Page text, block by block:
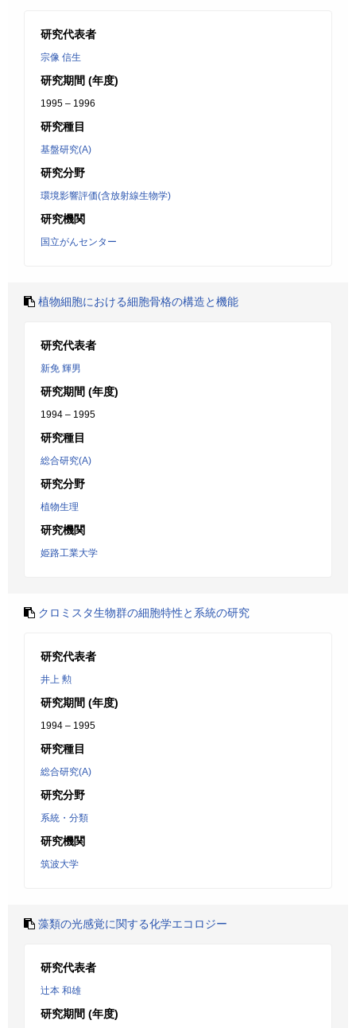
研究代表者
宗像 信生
研究期間 (年度)
1995 – 1996
研究種目
基盤研究(A)
研究分野
環境影響評価(含放射線生物学)
研究機関
国立がんセンター
植物細胞における細胞骨格の構造と機能
研究代表者
新免 輝男
研究期間 (年度)
1994 – 1995
研究種目
総合研究(A)
研究分野
植物生理
研究機関
姫路工業大学
クロミスタ生物群の細胞特性と系統の研究
研究代表者
井上 勲
研究期間 (年度)
1994 – 1995
研究種目
総合研究(A)
研究分野
系統・分類
研究機関
筑波大学
藻類の光感覚に関する化学エコロジー
研究代表者
辻本 和雄
研究期間 (年度)